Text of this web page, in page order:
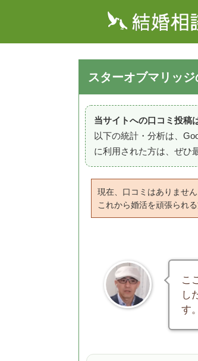
スターオブマリッ
当サイトへの口コミ投稿
以下の統計・分析は、
に利用された方は、ぜひ
現在、口コミはありません
これから婚活を頑張られ
こ
し
す